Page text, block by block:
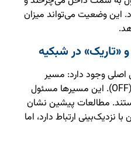
این وضعیت می‌تواند میزان
در شبکیه
وجود دارد: مسیر
«روشن» (ON) و مسیر «تاریک» (OFF). این مسیرها مسئول
مطالعات پیشین نشان
ارتباط دارد، اما